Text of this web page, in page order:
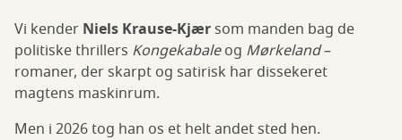
Vi kender Niels Krause-Kjærsom manden bag de
politiske thrillers Kongekabaleog Mørkeland–
romaner, der skarpt og satirisk har dissekeret
magtens maskinrum.
Men i 2026 tog han os et helt andet sted hen.